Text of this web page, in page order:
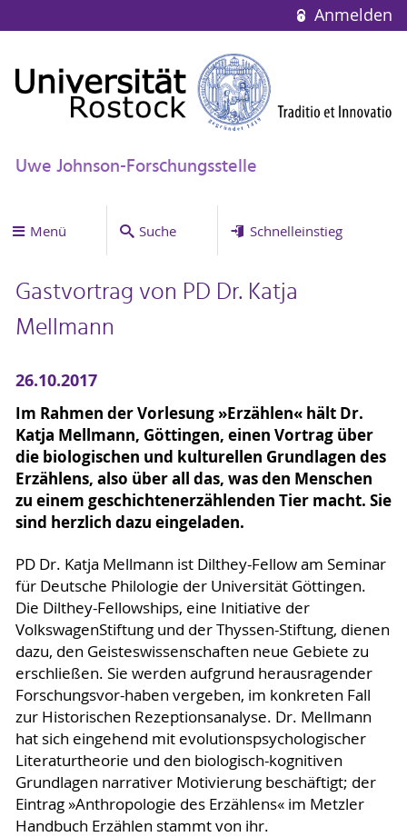
Anmelden
Uwe Johnson-Forschungsstelle
Menü Suche Schnelleinstieg
Gastvortrag von PD Dr. Katja
Mellmann
26.10.2017
Im Rahmen der Vorlesung »Erzählen« hält Dr.
Katja Mellmann, Göttingen, einen Vortrag über
die biologischen und kulturellen Grundlagen des
Erzählens, also über all das, was den Menschen
zu einem geschichtenerzählenden Tier macht. Sie
sind herzlich dazu eingeladen.
PD Dr. Katja Mellmann ist Dilthey-Fellow am Seminar
für Deutsche Philologie der Universität Göttingen.
Die Dilthey-Fellowships, eine Initiative der
VolkswagenStiftung und der Thyssen-Stiftung, dienen
dazu, den Geisteswissenschaften neue Gebiete zu
erschließen. Sie werden aufgrund herausragender
Forschungsvor-haben vergeben, im konkreten Fall
zur Historischen Rezeptionsanalyse. Dr. Mellmann
hat sich eingehend mit evolutionspsychologischer
Literaturtheorie und den biologisch-kognitiven
Grundlagen narrativer Motivierung beschäftigt; der
Eintrag »Anthropologie des Erzählens« im Metzler
Handbuch Erzählen stammt von ihr.